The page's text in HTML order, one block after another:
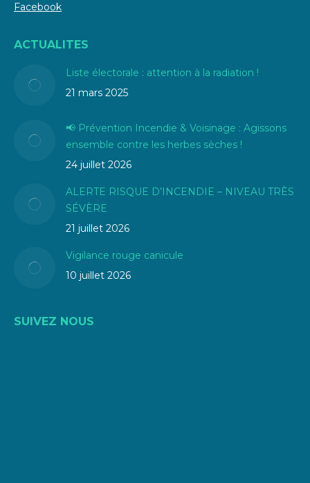
Facebook
ACTUALITES
Liste électorale : attention à la radiation !
21 mars 2025
📢 Prévention Incendie & Voisinage : Agissons
ensemble contre les herbes sèches !
24 juillet 2026
ALERTE RISQUE D’INCENDIE – NIVEAU TRÈS
SÉVÈRE
21 juillet 2026
Vigilance rouge canicule
10 juillet 2026
SUIVEZ NOUS